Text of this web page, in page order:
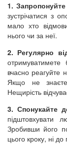
1.
зустрічатися з
мало хто
нього чи за неї.
2. Регулярно
отримуватимете
вчасно реагуйте
Якщо не
Нещирість
3. Спонукайте
підштовхувати
Зробивши його
цього кроку, ні